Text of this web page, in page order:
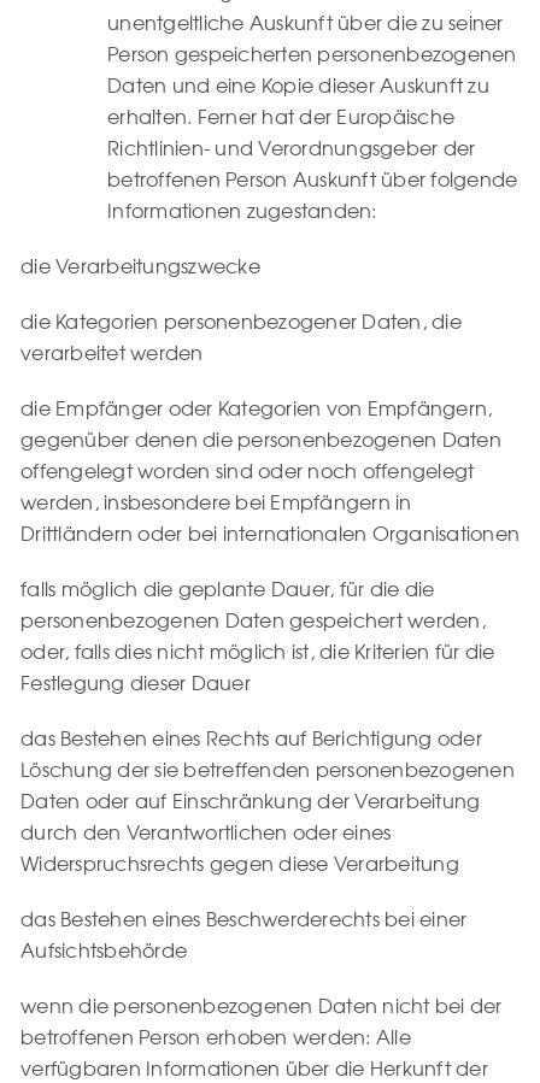
unentgeltliche Auskunft über die zu seiner
Person gespeicherten personenbezogenen
Daten und eine Kopie dieser Auskunft zu
erhalten. Ferner hat der Europäische
Richtlinien- und Verordnungsgeber der
betroffenen Person Auskunft über folgende
Informationen zugestanden:
die Verarbeitungszwecke
die Kategorien personenbezogener Daten, die
verarbeitet werden
die Empfänger oder Kategorien von Empfängern,
gegenüber denen die personenbezogenen Daten
offengelegt worden sind oder noch offengelegt
werden, insbesondere bei Empfängern in
Drittländern oder bei internationalen Organisationen
falls möglich die geplante Dauer, für die die
personenbezogenen Daten gespeichert werden,
oder, falls dies nicht möglich ist, die Kriterien für die
Festlegung dieser Dauer
das Bestehen eines Rechts auf Berichtigung oder
Löschung der sie betreffenden personenbezogenen
Daten oder auf Einschränkung der Verarbeitung
durch den Verantwortlichen oder eines
Widerspruchsrechts gegen diese Verarbeitung
das Bestehen eines Beschwerderechts bei einer
Aufsichtsbehörde
wenn die personenbezogenen Daten nicht bei der
betroffenen Person erhoben werden: Alle
verfügbaren Informationen über die Herkunft der